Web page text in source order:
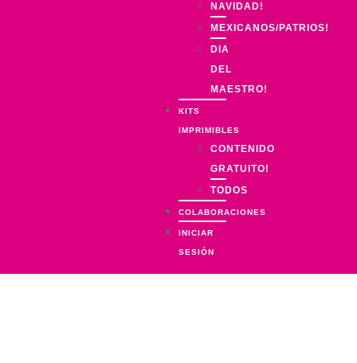
NAVIDAD!
MEXICANOS/PATRIOS!
DIA
DEL
MAESTRO!
KITS
IMPRIMIBLES
CONTENIDO
GRATUITO!
TODOS
COLABORACIONES
INICIAR
SESIÓN